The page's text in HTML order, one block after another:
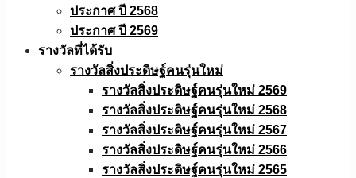
ประกาศ ปี 2568
ประกาศ ปี 2569
รางวัลที่ได้รับ
รางวัลสิ่งประดิษฐ์คนรุ่นใหม่
รางวัลสิ่งประดิษฐ์คนรุ่นใหม่ 2569
รางวัลสิ่งประดิษฐ์คนรุ่นใหม่ 2568
รางวัลสิ่งประดิษฐ์คนรุ่นใหม่ 2567
รางวัลสิ่งประดิษฐ์คนรุ่นใหม่ 2566
รางวัลสิ่งประดิษฐ์คนรุ่นใหม่ 2565